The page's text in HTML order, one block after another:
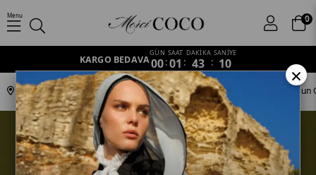
0
Menu
KARGO BEDAVA
GÜN
00:
SAAT
01 :
DAKİKA
43 :
SANİYE
09
Anasayfa Koleksiyonlar Ottoman SV-BAL-46 Hasat Sarısı &
×